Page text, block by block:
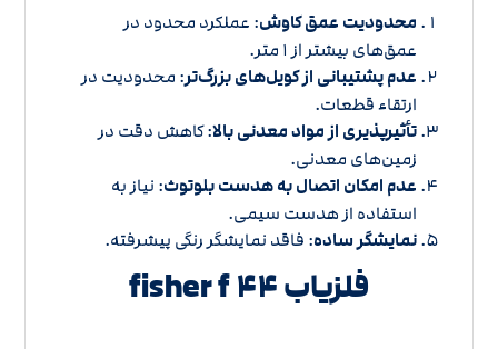
محدودیت عمق کاوش: عملکرد محدود در
عمق‌های بیشتر از ۱ متر.
عدم پشتیبانی از کویل‌های بزرگ‌تر: محدودیت در
ارتقاء قطعات.
تأثیرپذیری از مواد معدنی بالا: کاهش دقت در
زمین‌های معدنی.
عدم امکان اتصال به هدست بلوتوث: نیاز به
استفاده از هدست سیمی.
نمایشگر ساده: فاقد نمایشگر رنگی پیشرفته.
فلزیاب fisher f ۴۴